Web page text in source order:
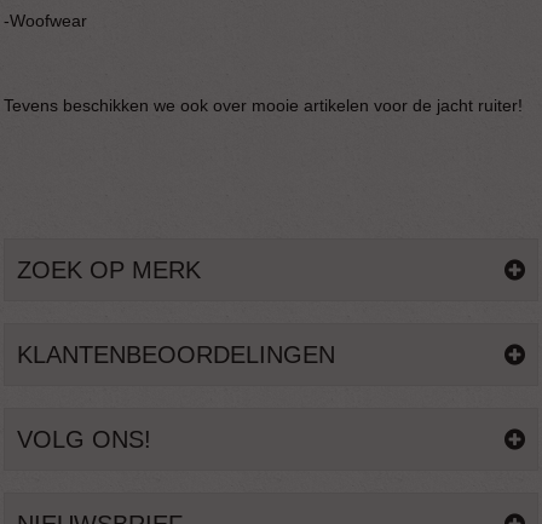
-Woofwear
Tevens beschikken we ook over mooie artikelen voor de jacht ruiter!
ZOEK OP MERK
KLANTENBEOORDELINGEN
VOLG ONS!